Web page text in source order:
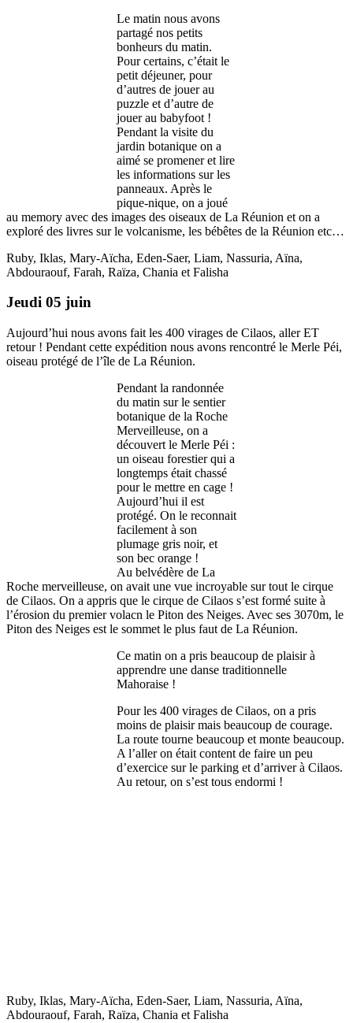
Le matin nous avons
partagé nos petits
bonheurs du matin.
Pour certains, c’était le
petit déjeuner, pour
d’autres de jouer au
puzzle et d’autre de
jouer au babyfoot !
Pendant la visite du
jardin botanique on a
aimé se promener et lire
les informations sur les
panneaux. Après le
pique-nique, on a joué
au memory avec des images des oiseaux de La Réunion et on a
exploré des livres sur le volcanisme, les bébêtes de la Réunion etc…
Ruby, Iklas, Mary-Aïcha, Eden-Saer, Liam, Nassuria, Aïna,
Abdouraouf, Farah, Raïza, Chania et Falisha
Jeudi 05 juin
Aujourd’hui nous avons fait les 400 virages de Cilaos, aller ET
retour ! Pendant cette expédition nous avons rencontré le Merle Péi,
oiseau protégé de l’île de La Réunion.
Pendant la randonnée
du matin sur le sentier
botanique de la Roche
Merveilleuse, on a
découvert le Merle Péi :
un oiseau forestier qui a
longtemps était chassé
pour le mettre en cage !
Aujourd’hui il est
protégé. On le reconnait
facilement à son
plumage gris noir, et
son bec orange !
Au belvédère de La
Roche merveilleuse, on avait une vue incroyable sur tout le cirque
de Cilaos. On a appris que le cirque de Cilaos s’est formé suite à
l’érosion du premier volacn le Piton des Neiges. Avec ses 3070m, le
Piton des Neiges est le sommet le plus faut de La Réunion.
Ce matin on a pris beaucoup de plaisir à
apprendre une danse traditionnelle
Mahoraise !
Pour les 400 virages de Cilaos, on a pris
moins de plaisir mais beaucoup de courage.
La route tourne beaucoup et monte beaucoup.
A l’aller on était content de faire un peu
d’exercice sur le parking et d’arriver à Cilaos.
Au retour, on s’est tous endormi !
Ruby, Iklas, Mary-Aïcha, Eden-Saer, Liam, Nassuria, Aïna,
Abdouraouf, Farah, Raïza, Chania et Falisha